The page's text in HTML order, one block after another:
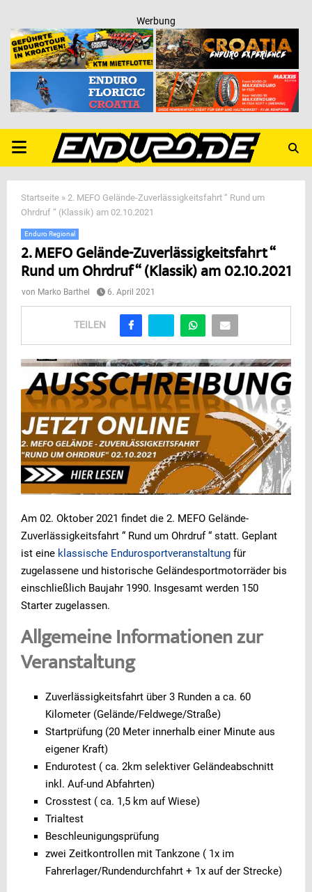
Werbung
PRIMARY
MENU
Startseite » 2. MEFO Gelände-Zuverlässigkeitsfahrt “ Rund um
Ohrdruf “ (Klassik) am 02.10.2021
Enduro Regional
2. MEFO Gelände-Zuverlässigkeitsfahrt “
Rund um Ohrdruf “ (Klassik) am 02.10.2021
von Marko Barthel 6. April 2021
TEILEN
Am 02. Oktober 2021 findet die 2. MEFO Gelände-
Zuverlässigkeitsfahrt “ Rund um Ohrdruf “ statt. Geplant
ist eine klassische Endurosportveranstaltung für
zugelassene und historische Geländesportmotorräder bis
einschließlich Baujahr 1990. Insgesamt werden 150
Starter zugelassen.
Allgemeine Informationen zur
Veranstaltung
Zuverlässigkeitsfahrt über 3 Runden a ca. 60
Kilometer (Gelände/Feldwege/Straße)
Startprüfung (20 Meter innerhalb einer Minute aus
eigener Kraft)
Endurotest ( ca. 2km selektiver Geländeabschnitt
inkl. Auf-und Abfahrten)
Crosstest ( ca. 1,5 km auf Wiese)
Trialtest
Beschleunigungsprüfung
zwei Zeitkontrollen mit Tankzone ( 1x im
Fahrerlager/Rundendurchfahrt + 1x auf der Strecke)